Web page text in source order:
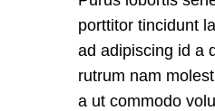
porttitor tincidunt
ad adipiscing id a
rutrum nam
a ut commodo